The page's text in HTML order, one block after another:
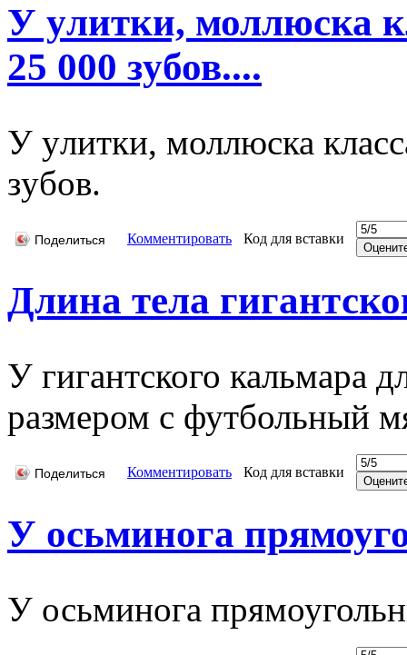
У yлитки, моллюска
25 000 зyбов....
У yлитки, моллюска
зyбов.
Поделиться Комментировать Код для вставки
Длина тела
У гигантского кальмара
размером с футбольный
Поделиться Комментировать Код для вставки
У осьминога
У осьминога